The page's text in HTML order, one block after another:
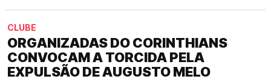
CLUBE
ORGANIZADAS DO CORINTHIANS
CONVOCAM A TORCIDA PELA
EXPULSÃO DE AUGUSTO MELO